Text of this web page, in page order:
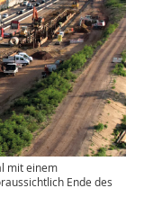
mit einem
Ende des